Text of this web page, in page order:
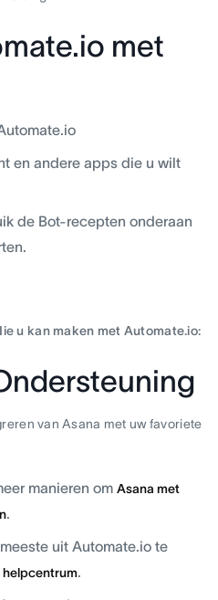
met
en andere apps die u wilt
de Bot-recepten onderaan
u kan maken met Automate.io:
van Asana met uw favoriete
manieren om Asana met
.
uit Automate.io te
helpcentrum.